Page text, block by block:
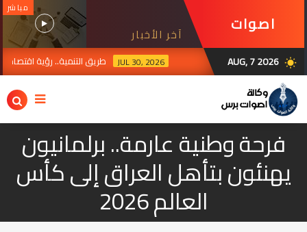
اصوات
برس
آخر الأخبار
مباشر
wb_sunny
AUG, 7 2026
JUL 30, 2026
طريق التنمية.. رؤية
تعتمد خدمة غلق المؤسسات التربوية الأهلية عبر منصة أور الحكومية الإلكترونية
فرحة وطنية عارمة.. برلمانيون
يهنئون بتأهل العراق إلى كأس
العالم 2026